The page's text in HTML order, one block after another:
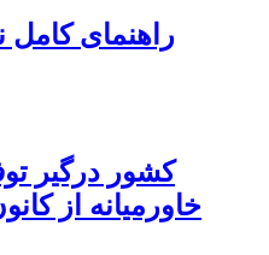
راهنمای
خاورمیانه از